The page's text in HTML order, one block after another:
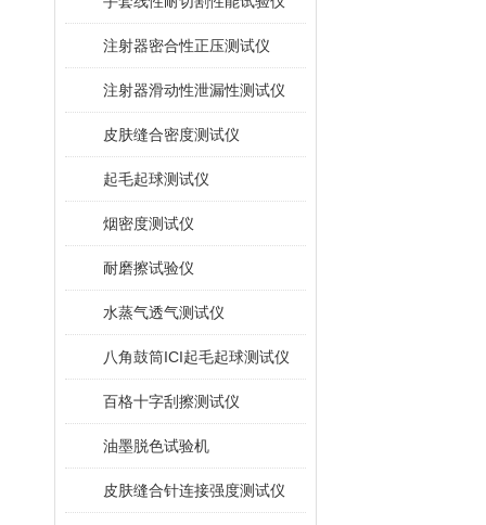
注射器密合性正压测试仪
注射器滑动性泄漏性测试仪
皮肤缝合密度测试仪
起毛起球测试仪
烟密度测试仪
耐磨擦试验仪
水蒸气透气测试仪
八角鼓筒ICI起毛起球测试仪
百格十字刮擦测试仪
油墨脱色试验机
皮肤缝合针连接强度测试仪